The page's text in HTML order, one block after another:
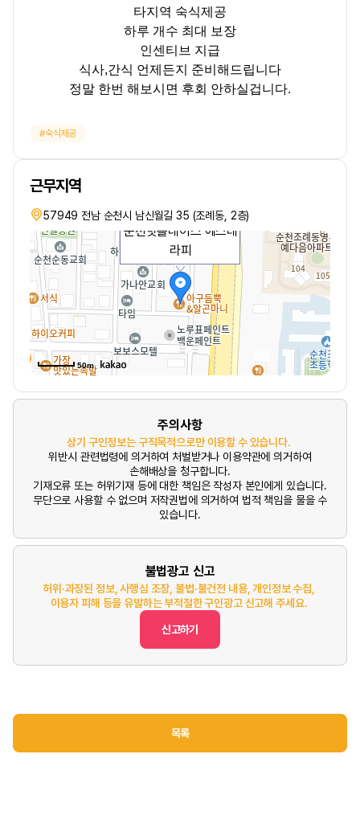
타지역 숙식제공
하루 개수 최대 보장
인센티브 지급
식사,간식 언제든지 준비해드립니다
정말 한번 해보시면 후회 안하실겁니다.
숙식제공
근무지역
57949 전남 순천시 남신월길 35 (조례동, 2층)
순천핫플레이스 에스테
라피
50m
주의사항
상기 구인정보는 구직목적으로만 이용할 수 있습니다.
위반시 관련법령에 의거하여 처벌받거나 이용약관에 의거하여
손해배상을 청구합니다.
기재오류 또는 허위기재 등에 대한 책임은 작성자 본인에게 있습니다.
무단으로 사용할 수 없으며 저작권법에 의거하여 법적 책임을 물을 수
있습니다.
불법광고 신고
허위·과장된 정보, 사행심 조장, 불법·불건전 내용, 개인정보 수집,
이용자 피해 등을 유발하는 부적절한 구인광고 신고해 주세요.
신고하기
목록